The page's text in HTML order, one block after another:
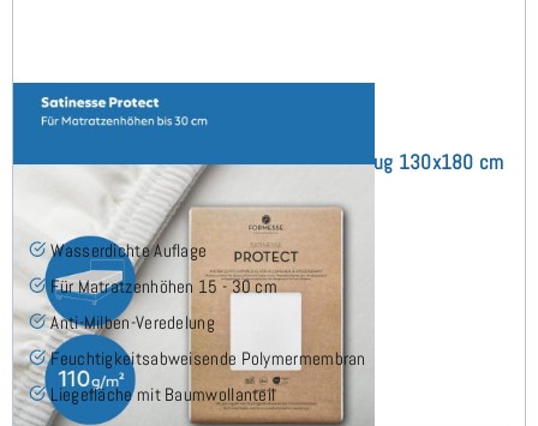
Satinesse Protect (bis 30 cm) Schonbezug 130x180 cm
Wasserdichte Auflage
Für Matratzenhöhen 15 - 30 cm
Anti-Milben-Veredelung
Feuchtigkeitsabweisende Polymermembran
Liegefläche mit Baumwollanteil